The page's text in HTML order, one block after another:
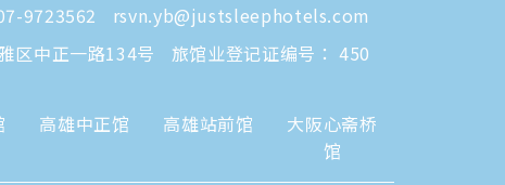
9723562
rsvn.yb@justsleephotels.com
区中正一路134号
旅馆业登记证编号： 450
高雄中正馆 高雄站前馆
大阪心斋桥
馆